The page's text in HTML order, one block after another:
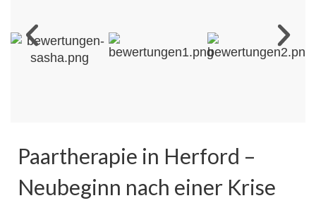
Paartherapie in Herford –
Neubeginn nach einer Krise